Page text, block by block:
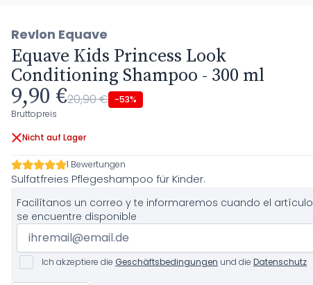
Revlon Equave
Equave Kids Princess Look
Conditioning Shampoo - 300 ml
9,90 €20,90 € -53%
Bruttopreis
Nicht auf Lager
1 Bewertungen
Sulfatfreies Pflegeshampoo für Kinder.
Facilítanos un correo y te informaremos cuando el artículo
se encuentre disponible
Ich akzeptiere die Geschäftsbedingungen und die Datenschutz